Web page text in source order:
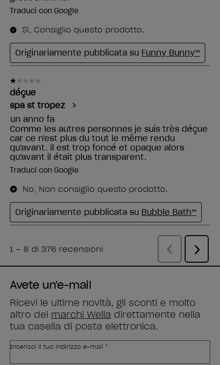
Avete un'e-mail
Ricevi le ultime novità, gli sconti e molto
altro dei marchi Wella direttamente nella
tua casella di posta elettronica.
Inserisci il tuo indirizzo e-mail *